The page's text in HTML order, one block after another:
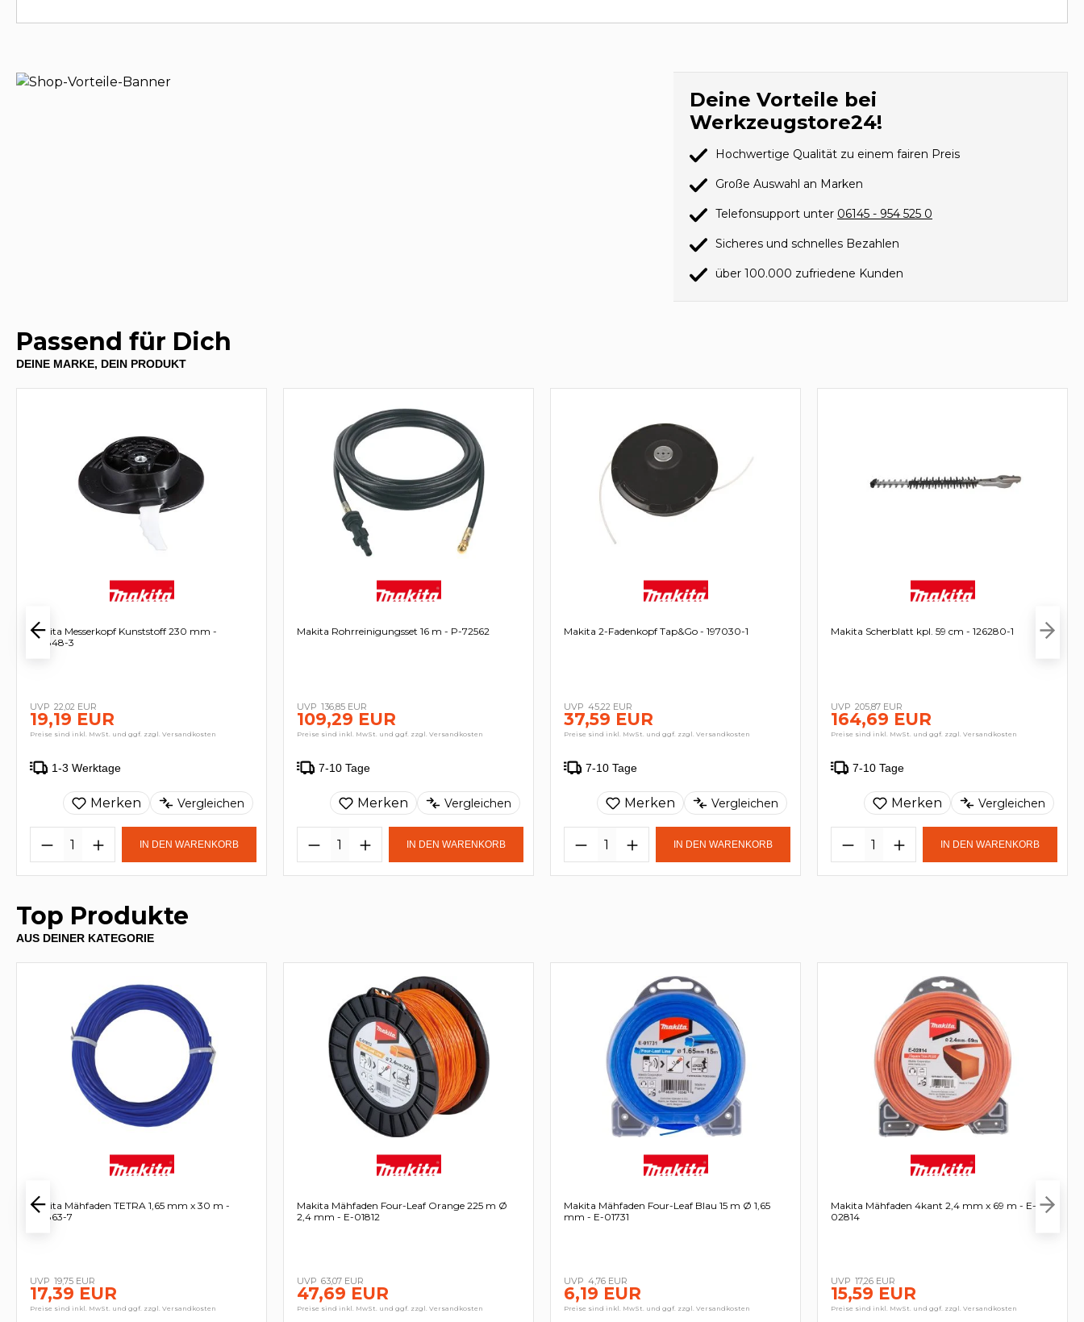
Deine Vorteile bei
Werkzeugstore24!
Hochwertige Qualität zu einem fairen Preis
Große Auswahl an Marken
Telefonsupport unter 06145 - 954 525 0
Sicheres und schnelles Bezahlen
über 100.000 zufriedene Kunden
Passend für Dich
DEINE MARKE, DEIN PRODUKT
Makita Messerkopf Kunststoff 230 mm -
198848-3
22,02 EUR
19,19 EUR
Preise sind inkl. MwSt. und ggf. zzgl. Versandkosten
1-3 Werktage
Merken Vergleichen
IN DEN WARENKORB
Makita Rohrreinigungsset 16 m - P-72562
136,85 EUR
109,29 EUR
Preise sind inkl. MwSt. und ggf. zzgl. Versandkosten
7-10 Tage
Merken Vergleichen
IN DEN WARENKORB
Makita 2-Fadenkopf Tap&Go - 197030-1
45,22 EUR
37,59 EUR
Preise sind inkl. MwSt. und ggf. zzgl. Versandkosten
7-10 Tage
Merken Vergleichen
IN DEN WARENKORB
Makita Scherblatt kpl. 59 cm - 126280-1
205,87 EUR
164,69 EUR
Preise sind inkl. MwSt. und ggf. zzgl. Versandkosten
7-10 Tage
Merken Vergleichen
IN DEN WARENKORB
Top Produkte
AUS DEINER KATEGORIE
Makita Mähfaden TETRA 1,65 mm x 30 m -
198863-7
19,75 EUR
17,39 EUR
Preise sind inkl. MwSt. und ggf. zzgl. Versandkosten
Makita Mähfaden Four-Leaf Orange 225 m Ø
2,4 mm - E-01812
63,07 EUR
47,69 EUR
Preise sind inkl. MwSt. und ggf. zzgl. Versandkosten
Makita Mähfaden Four-Leaf Blau 15 m Ø 1,65
mm - E-01731
4,76 EUR
6,19 EUR
Preise sind inkl. MwSt. und ggf. zzgl. Versandkosten
Makita Mähfaden 4kant 2,4 mm x 69 m - E-
02814
17,26 EUR
15,59 EUR
Preise sind inkl. MwSt. und ggf. zzgl. Versandkosten